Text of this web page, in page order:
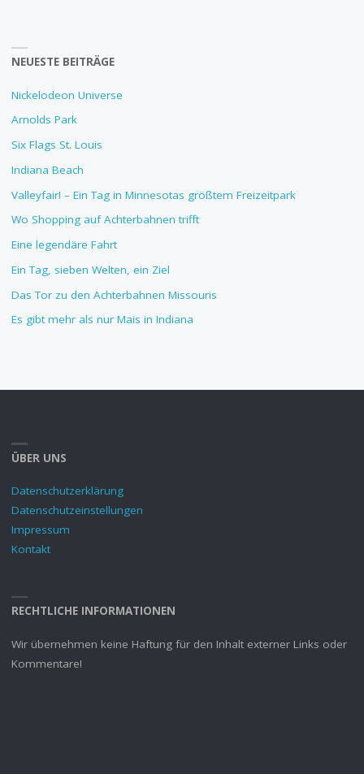
NEUESTE BEITRÄGE
Nickelodeon Universe
Arnolds Park
Six Flags St. Louis
Indiana Beach
Valleyfair! – Ein Tag in Minnesotas größtem Freizeitpark
Wo Shopping auf Achterbahnen trifft
Eine legendäre Fahrt
Ein Tag, sieben Welten, ein Ziel
Das Tor zu den Achterbahnen Missouris
Es gibt mehr als nur Mais in Indiana
ÜBER UNS
Datenschutzerklärung
Datenschutzeinstellungen
Impressum
Kontakt
RECHTLICHE INFORMATIONEN
Wir übernehmen keine Haftung für den Inhalt externer Links oder
Kommentare!